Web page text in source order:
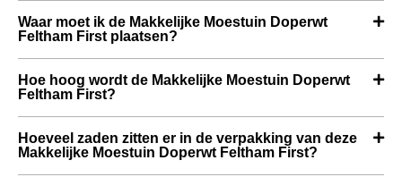
Waar moet ik de Makkelijke Moestuin Doperwt
Feltham First plaatsen?
Hoe hoog wordt de Makkelijke Moestuin Doperwt
Feltham First?
Hoeveel zaden zitten er in de verpakking van deze
Makkelijke Moestuin Doperwt Feltham First?